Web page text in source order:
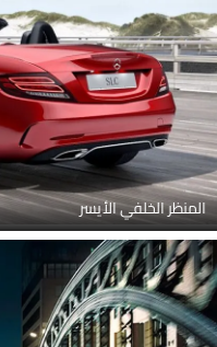
المنظر الخلفي الأيسر